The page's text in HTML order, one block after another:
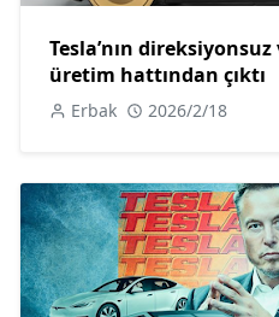
Tesla’nın
üretim hattından çıktı
Erbak 2026/2/18